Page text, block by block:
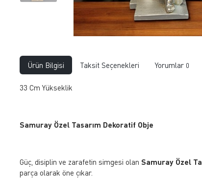
Ürün Bilgisi Taksit Seçenekleri Yorumlar 0
33 Cm Yükseklik
Samuray Özel Tasarım Dekoratif Obje
Güç, disiplin ve zarafetin simgesi olanSamuray Özel
parça olarak öne çıkar.